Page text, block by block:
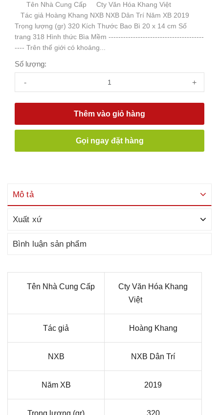
Tên Nhà Cung Cấp Cty Văn Hóa Khang Việt
Tác giả Hoàng Khang NXB NXB Dân Trí Năm XB 2019
Trọng lượng (gr) 320 Kích Thước Bao Bì 20 x 14 cm Số
trang 318 Hình thức Bìa Mềm ---------------------------------------
---- Trên thế giới có khoảng...
Số lượng:
- +
Thêm vào giỏ hàng
Gọi ngay đặt hàng
Mô tả
Xuất xứ
Bình luận sản phẩm
Tên Nhà Cung Cấp
Cty Văn Hóa Khang
Việt
Tác giả Hoàng Khang
NXB NXB Dân Trí
Năm XB 2019